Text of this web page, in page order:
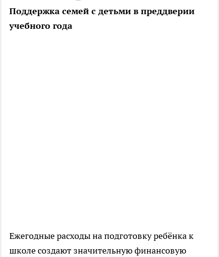
Поддержка семей с детьми в преддверии
учебного года
Ежегодные расходы на подготовку ребёнка к
школе создают значительную финансовую